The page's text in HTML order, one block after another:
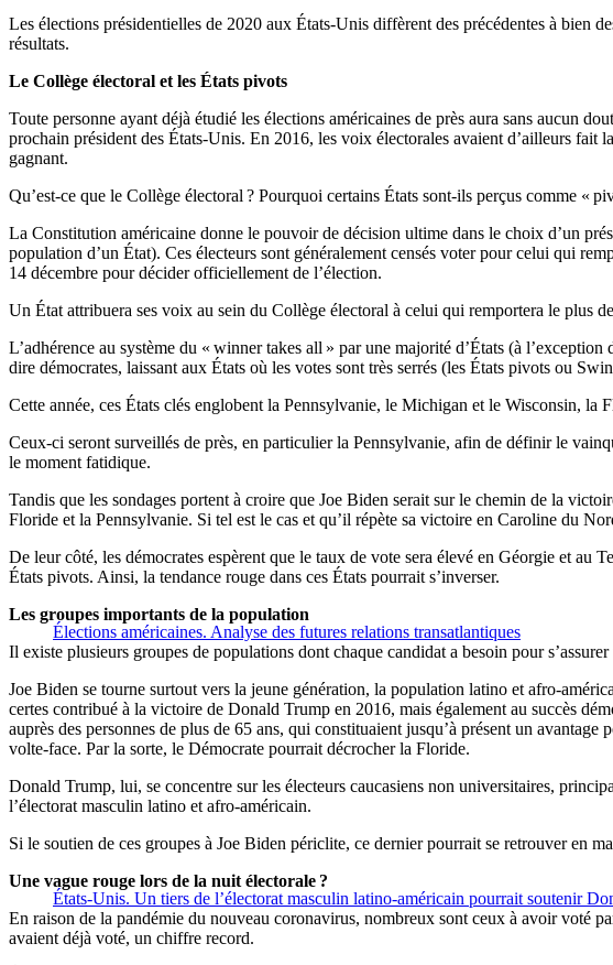
Les élections présidentielles de 2020 aux États-Unis diffèrent des précédentes à bien
résultats.
Le Collège électoral et les États pivots
Toute personne ayant déjà étudié les élections américaines de près aura sans aucun
prochain président des États-Unis. En 2016, les voix électorales avaient d’ailleurs
gagnant.
Qu’est-ce que le Collège électoral ? Pourquoi certains États sont-ils perçus comme «
La Constitution américaine donne le pouvoir de décision ultime dans le choix d’un
population d’un État). Ces électeurs sont généralement censés voter pour celui qui
14 décembre pour décider officiellement de l’élection.
Un État attribuera ses voix au sein du Collège électoral à celui qui remportera le plus
L’adhérence au système du « winner takes all » par une majorité d’États (à
dire démocrates, laissant aux États où les votes sont très serrés (les États pivots ou
Cette année, ces États clés englobent la Pennsylvanie, le Michigan et le Wisconsin, la
Ceux-ci seront surveillés de près, en particulier la Pennsylvanie, afin de définir le
le moment fatidique.
Tandis que les sondages portent à croire que Joe Biden serait sur le chemin de la
Floride et la Pennsylvanie. Si tel est le cas et qu’il répète sa victoire en Caroline du
De leur côté, les démocrates espèrent que le taux de vote sera élevé en Géorgie et
États pivots. Ainsi, la tendance rouge dans ces États pourrait s’inverser.
Élections américaines. Analyse des futures relations transatlantiques
Les groupes importants de la population
Il existe plusieurs groupes de populations dont chaque candidat a besoin pour
Joe Biden se tourne surtout vers la jeune génération, la population latino et afro-
certes contribué à la victoire de Donald Trump en 2016, mais également au succès
auprès des personnes de plus de 65 ans, qui constituaient jusqu’à présent un
volte-face. Par la sorte, le Démocrate pourrait décrocher la Floride.
Donald Trump, lui, se concentre sur les électeurs caucasiens non universitaires,
l’électorat masculin latino et afro-américain.
Si le soutien de ces groupes à Joe Biden périclite, ce dernier pourrait se retrouver en
États-Unis. Un tiers de l’électorat masculin latino-américain pourrait soutenir
Une vague rouge lors de la nuit électorale ?
En raison de la pandémie du nouveau coronavirus, nombreux sont ceux à avoir voté
avaient déjà voté, un chiffre record.